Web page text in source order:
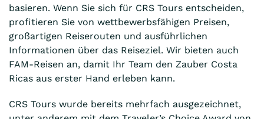
basieren. Wenn Sie sich für CRS Tours entscheiden,
profitieren Sie von wettbewerbsfähigen Preisen,
großartigen Reiserouten und ausführlichen
Informationen über das Reiseziel. Wir bieten auch
FAM-Reisen an, damit Ihr Team den Zauber Costa
Ricas aus erster Hand erleben kann.
CRS Tours wurde bereits mehrfach ausgezeichnet,